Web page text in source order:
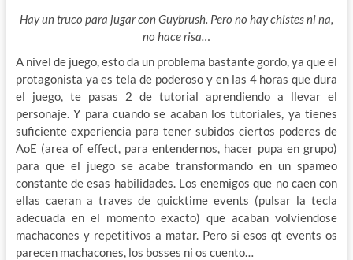
Hay un truco para jugar con Guybrush. Pero no hay chistes ni na,
no hace risa…
A nivel de juego, esto da un problema bastante gordo, ya que el
protagonista ya es tela de poderoso y en las 4 horas que dura
el juego, te pasas 2 de tutorial aprendiendo a llevar el
personaje. Y para cuando se acaban los tutoriales, ya tienes
suficiente experiencia para tener subidos ciertos poderes de
AoE (area of effect, para entendernos, hacer pupa en grupo)
para que el juego se acabe transformando en un spameo
constante de esas habilidades. Los enemigos que no caen con
ellas caeran a traves de quicktime events (pulsar la tecla
adecuada en el momento exacto) que acaban volviendose
machacones y repetitivos a matar. Pero si esos qt events os
parecen machacones, los bosses ni os cuento…